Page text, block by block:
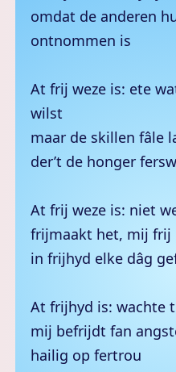
omdat de anderen
ontnommen is
At frij weze is: ete
wilst
maar de skillen fâle
der’t de honger
At frij weze is: niet
frijmaakt het, mij frij
in frijhyd elke dâg
At frijhyd is: wachte
mij befrijdt fan
hailig op fertrou